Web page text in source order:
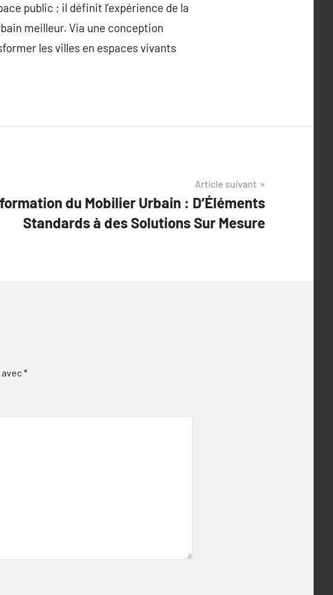
public ; il définit l’expérience de la
meilleur. Via une conception
les villes en espaces vivants
Article suivant
du Mobilier Urbain : D’Éléments
Standards à des Solutions Sur Mesure
*